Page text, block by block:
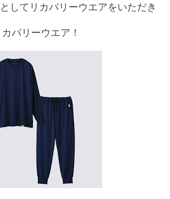
してリカバリーウエアをいただき
バリーウエア！